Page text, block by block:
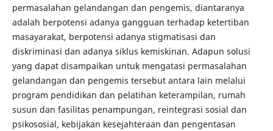
permasalahan gelandangan dan pengemis, diantaranya
adalah berpotensi adanya gangguan terhadap ketertiban
masayarakat, berpotensi adanya stigmatisasi dan
diskriminasi dan adanya siklus kemiskinan. Adapun solusi
yang dapat disampaikan untuk mengatasi permasalahan
gelandangan dan pengemis tersebut antara lain melalui
program pendidikan dan pelatihan keterampilan, rumah
susun dan fasilitas penampungan, reintegrasi sosial dan
psikososial, kebijakan kesejahteraan dan pengentasan